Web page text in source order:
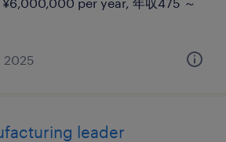
2025
leader